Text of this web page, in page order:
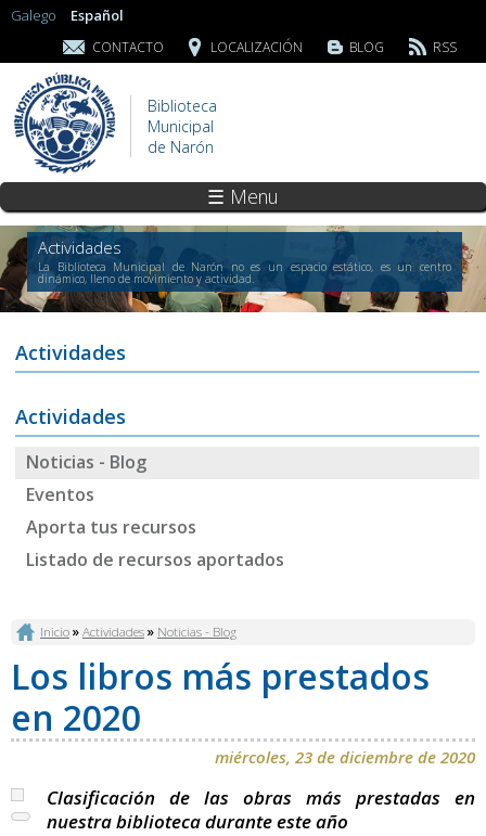
Galego Español
CONTACTO LOCALIZACIÓN BLOG RSS
Biblioteca
Municipal
de Narón
☰ Menu
Actividades
La Biblioteca Municipal de Narón no es un espacio estático, es un centro
dinámico, lleno de movimiento y actividad.
Actividades
Actividades
Noticias - Blog
Eventos
Aporta tus recursos
Listado de recursos aportados
Se encuentra usted aquí
Inicio»Actividades» Noticias - Blog
Los libros más prestados
en 2020
miércoles, 23 de diciembre de 2020
Clasificación de las obras más prestadas en
nuestra biblioteca durante este año